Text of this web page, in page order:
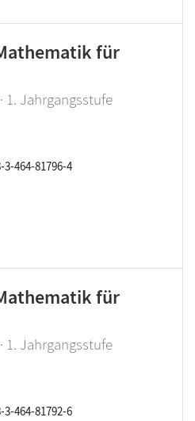
für
1. Jahrgangsstufe
464-81796-4
für
1. Jahrgangsstufe
464-81792-6